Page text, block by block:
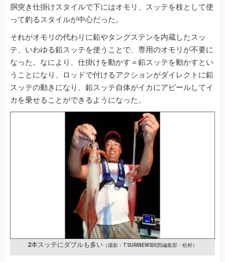
胴突き仕掛けスタイルで下にはオモリ、スッテを枝として使
って釣るスタイルが中心だった。
それがオモリの代わりに鉛やタングステンを内蔵したスッ
テ、いわゆる鉛スッテを使うことで、専用のオモリが不要に
なった。なにより、仕掛けを動かす＝鉛スッテを動かすとい
うことになり、ロッドで付けるアクションがダイレクトに鉛
スッテの動きになり、鉛スッテ自体がイカにアピールしてイ
カを乗せることができるようになった。
2本スッテにダブルも多い （撮影：TSURINEWS関西編集部・松村）